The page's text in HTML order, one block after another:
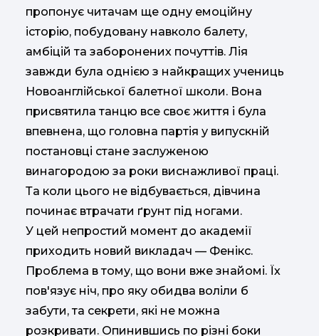
пропонує читачам ще одну емоційну
історію, побудовану навколо балету,
амбіцій та заборонених почуттів. Лія
завжди була однією з найкращих учениць
Новоанглійської балетної школи. Вона
присвятила танцю все своє життя і була
впевнена, що головна партія у випускній
постановці стане заслуженою
винагородою за роки виснажливої праці.
Та коли цього не відбувається, дівчина
починає втрачати ґрунт під ногами.
У цей непростий момент до академії
приходить новий викладач — Фенікс.
Проблема в тому, що вони вже знайомі. Їх
пов'язує ніч, про яку обидва воліли б
забути, та секрети, які не можна
розкривати. Опинившись по різні боки